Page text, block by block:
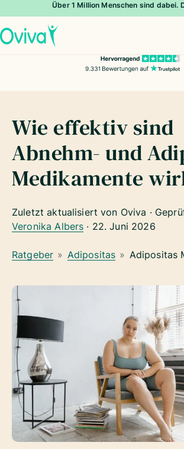
Über 1 Million Menschen sind dabei.
Wie effektiv sind
Abnehm- und
Medikamente
Zuletzt aktualisiert von Oviva ·
Veronika Albers · 22. Juni 2026
Ratgeber » Adipositas » Adipositas